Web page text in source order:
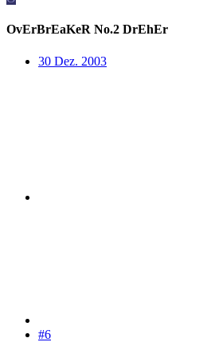
OvErBrEaKeR No.2 DrEhEr
30 Dez. 2003
#6